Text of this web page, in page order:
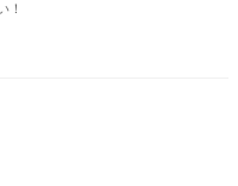
！